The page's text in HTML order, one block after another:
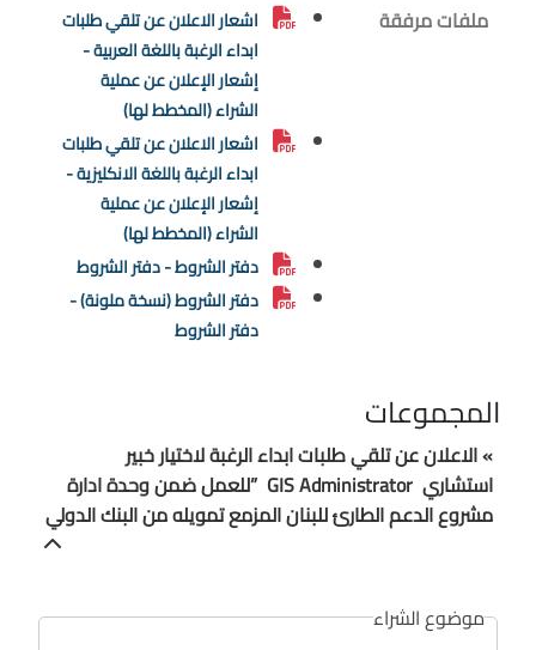
ملفات مرفقة
اشعار الاعلان عن تلقي طلبات
ابداء الرغبة باللغة العربية -
إشعار الإعلان عن عملية
الشراء (المخطط لها)
اشعار الاعلان عن تلقي طلبات
ابداء الرغبة باللغة الانكليزية -
إشعار الإعلان عن عملية
الشراء (المخطط لها)
دفتر الشروط - دفتر الشروط
دفتر الشروط (نسخة ملونة) -
دفتر الشروط
المجموعات
» الاعلان عن تلقي طلبات ابداء الرغبة لاختيار خبير
استشاري GIS Administrator ”للعمل ضمن وحدة ادارة
مشروع الدعم الطارئ للبنان المزمع تمويله من البنك الدولي
موضوع الشراء